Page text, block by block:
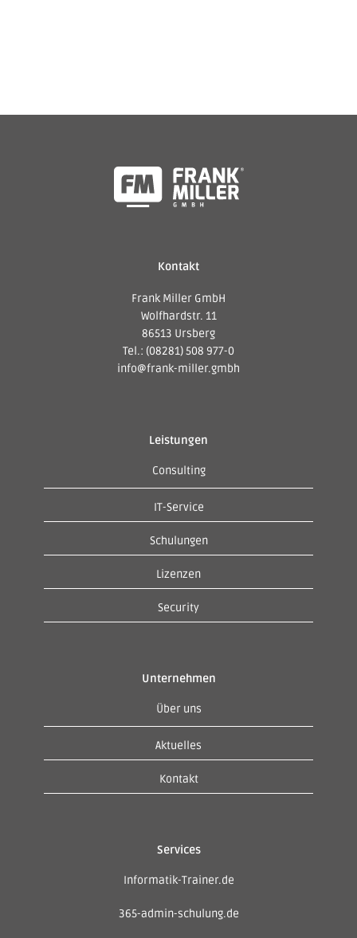
Kontakt
Frank Miller GmbH
Wolfhardstr. 11
86513 Ursberg
Tel.: (08281) 508 977-0
info@frank-miller.gmbh
Leistungen
Consulting
IT-Service
Schulungen
Lizenzen
Security
Unternehmen
Über uns
Aktuelles
Kontakt
Services
Informatik-Trainer.de
365-admin-schulung.de